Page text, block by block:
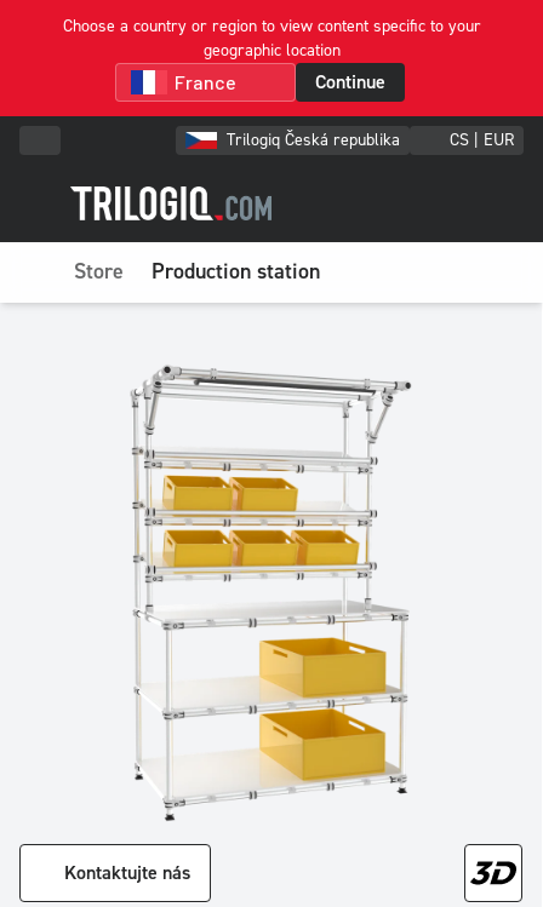
Choose a country or region to view content specific to your
geographic location
Continue
Trilogiq Česká republika CS | EUR
Store Production station
Kontaktujte nás